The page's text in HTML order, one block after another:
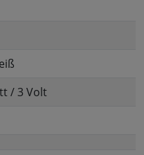
/ 3 Volt